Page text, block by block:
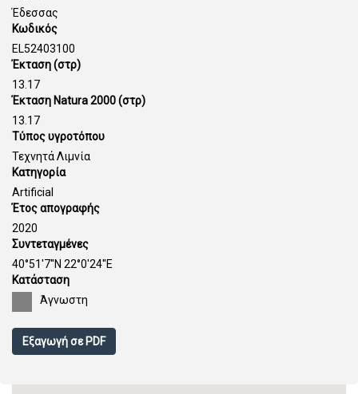
Έδεσσας
Κωδικός
EL52403100
Έκταση (στρ)
13.17
Έκταση Natura 2000 (στρ)
13.17
Τύπος υγροτόπου
Τεχνητά Λιμνία
Κατηγορία
Artificial
Έτος απογραφής
2020
Συντεταγμένες
40°51'7''N 22°0'24''E
Κατάσταση
Άγνωστη
Εξαγωγή σε PDF